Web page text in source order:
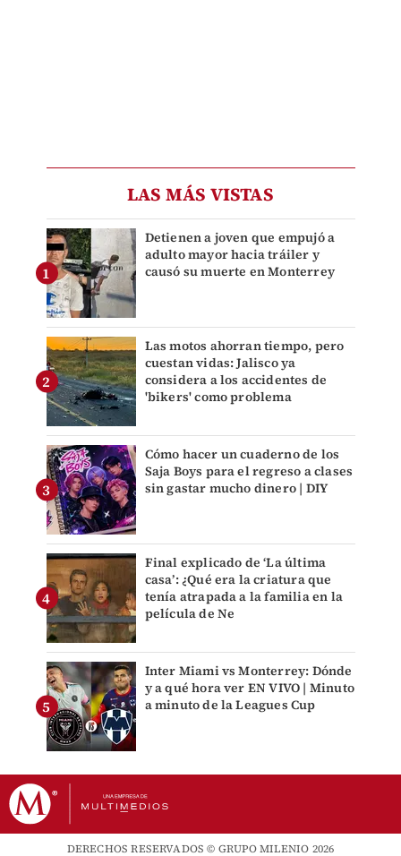
LAS MÁS VISTAS
Detienen a joven que empujó a
adulto mayor hacia tráiler y
causó su muerte en Monterrey
Las motos ahorran tiempo, pero
cuestan vidas: Jalisco ya
considera a los accidentes de
'bikers' como problema
Cómo hacer un cuaderno de los
Saja Boys para el regreso a clases
sin gastar mucho dinero | DIY
Final explicado de ‘La última
casa’: ¿Qué era la criatura que
tenía atrapada a la familia en la
película de Ne
Inter Miami vs Monterrey: Dónde
y a qué hora ver EN VIVO | Minuto
a minuto de la Leagues Cup
DERECHOS RESERVADOS © GRUPO MILENIO 2026